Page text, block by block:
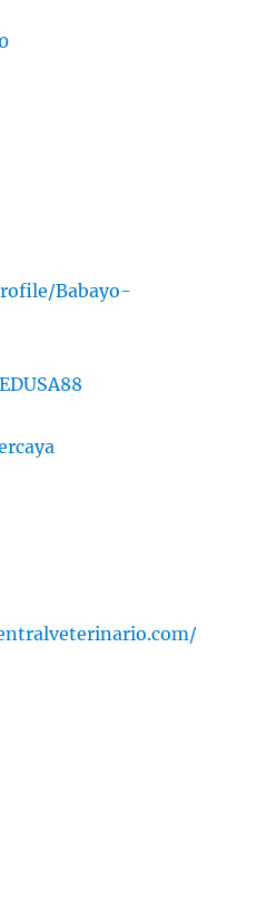
Babayo-